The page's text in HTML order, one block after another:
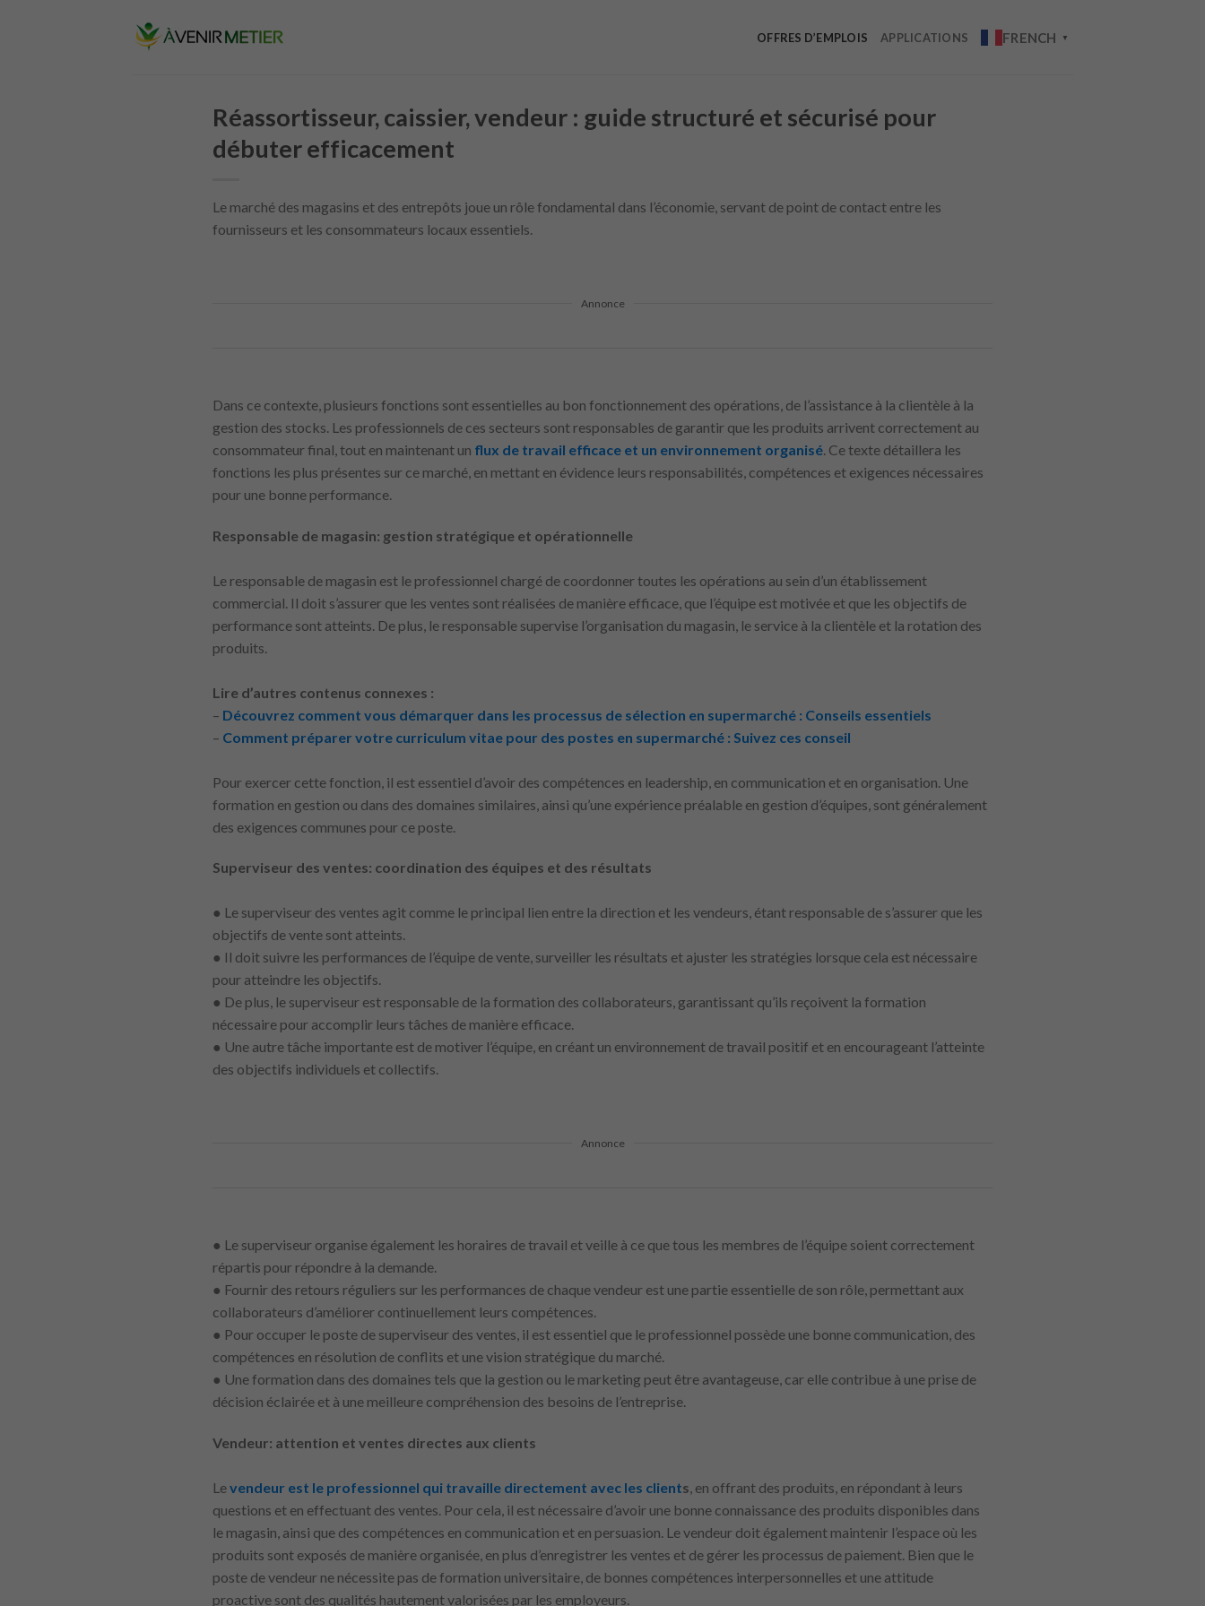
OFFRES D’EMPLOIS APPLICATIONS FRENCH ▼
Réassortisseur, caissier, vendeur : guide structuré et sécurisé pour
débuter efficacement
Le marché des magasins et des entrepôts joue un rôle fondamental dans l’économie, servant de point de contact entre les
fournisseurs et les consommateurs locaux essentiels.
Annonce
Dans ce contexte, plusieurs fonctions sont essentielles au bon fonctionnement des opérations, de l’assistance à la clientèle à la
gestion des stocks. Les professionnels de ces secteurs sont responsables de garantir que les produits arrivent correctement au
consommateur final, tout en maintenant un flux de travail efficace et un environnement organisé . Ce texte détaillera les
fonctions les plus présentes sur ce marché, en mettant en évidence leurs responsabilités, compétences et exigences nécessaires
pour une bonne performance.
Responsable de magasin: gestion stratégique et opérationnelle
Le responsable de magasin est le professionnel chargé de coordonner toutes les opérations au sein d’un établissement
commercial. Il doit s’assurer que les ventes sont réalisées de manière efficace, que l’équipe est motivée et que les objectifs de
performance sont atteints. De plus, le responsable supervise l’organisation du magasin, le service à la clientèle et la rotation des
produits.
Lire d’autres contenus connexes :
– Découvrez comment vous démarquer dans les processus de sélection en supermarché : Conseils essentiels
– Comment préparer votre curriculum vitae pour des postes en supermarché : Suivez ces conseil
Pour exercer cette fonction, il est essentiel d’avoir des compétences en leadership, en communication et en organisation. Une
formation en gestion ou dans des domaines similaires, ainsi qu’une expérience préalable en gestion d’équipes, sont généralement
des exigences communes pour ce poste.
Superviseur des ventes: coordination des équipes et des résultats
● Le superviseur des ventes agit comme le principal lien entre la direction et les vendeurs, étant responsable de s’assurer que les
objectifs de vente sont atteints.
● Il doit suivre les performances de l’équipe de vente, surveiller les résultats et ajuster les stratégies lorsque cela est nécessaire
pour atteindre les objectifs.
● De plus, le superviseur est responsable de la formation des collaborateurs, garantissant qu’ils reçoivent la formation
nécessaire pour accomplir leurs tâches de manière efficace.
● Une autre tâche importante est de motiver l’équipe, en créant un environnement de travail positif et en encourageant l’atteinte
des objectifs individuels et collectifs.
Annonce
● Le superviseur organise également les horaires de travail et veille à ce que tous les membres de l’équipe soient correctement
répartis pour répondre à la demande.
● Fournir des retours réguliers sur les performances de chaque vendeur est une partie essentielle de son rôle, permettant aux
collaborateurs d’améliorer continuellement leurs compétences.
● Pour occuper le poste de superviseur des ventes, il est essentiel que le professionnel possède une bonne communication, des
compétences en résolution de conflits et une vision stratégique du marché.
● Une formation dans des domaines tels que la gestion ou le marketing peut être avantageuse, car elle contribue à une prise de
décision éclairée et à une meilleure compréhension des besoins de l’entreprise.
Vendeur: attention et ventes directes aux clients
Levendeur est le professionnel qui travaille directement avec les clients, en offrant des produits, en répondant à leurs
questions et en effectuant des ventes. Pour cela, il est nécessaire d’avoir une bonne connaissance des produits disponibles dans
le magasin, ainsi que des compétences en communication et en persuasion. Le vendeur doit également maintenir l’espace où les
produits sont exposés de manière organisée, en plus d’enregistrer les ventes et de gérer les processus de paiement. Bien que le
poste de vendeur ne nécessite pas de formation universitaire, de bonnes compétences interpersonnelles et une attitude
proactive sont des qualités hautement valorisées par les employeurs.